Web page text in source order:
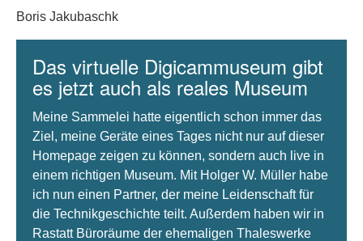
Boris Jakubaschk
Das virtuelle Digicammuseum gibt
es jetzt auch als reales Museum
Meine Sammelei hatte eigentlich schon immer das
Ziel, meine Geräte eines Tages nicht nur auf dieser
Homepage zeigen zu können, sondern auch live in
einem richtigen Museum. Mit Holger W. Müller habe
ich nun einen Partner, der meine Leidenschaft für
die Technikgeschichte teilt. Außerdem haben wir in
Rastatt Büroräume der ehemaligen Thaleswerke